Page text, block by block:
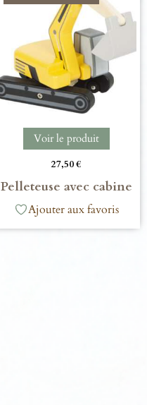
Voir le produit
27,50€
Pelleteuse avec cabine
Ajouter aux favoris